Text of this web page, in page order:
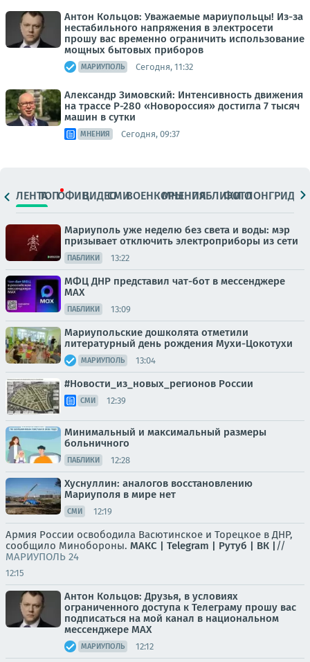
Антон Кольцов: Уважаемые мариупольцы! Из-за
нестабильного напряжения в электросети
прошу вас временно ограничить использование
мощных бытовых приборов
МАРИУПОЛЬ Сегодня, 11:32
Александр Зимовский: Интенсивность движения
на трассе Р-280 «Новороссия» достигла 7 тысяч
машин в сутки
МНЕНИЯ Сегодня, 09:37
ЛЕНТАТОПОФИЦ.ВИДЕОСМИВОЕНКОРЫМНЕНИЯПАБЛИКИ
ФОТОЛОНГРИДЫ
Мариуполь уже неделю без света и воды: мэр
призывает отключить электроприборы из сети
ПАБЛИКИ 13:22
МФЦ ДНР представил чат-бот в мессенджере
MAX
ПАБЛИКИ 13:09
Мариупольские дошколята отметили
литературный день рождения Мухи-Цокотухи
МАРИУПОЛЬ 13:04
#Новости_из_новых_регионов России
СМИ 12:39
Минимальный и максимальный размеры
больничного
ПАБЛИКИ 12:28
Хуснуллин: аналогов восстановлению
Мариуполя в мире нет
СМИ 12:19
Армия России освободила Васютинское и Торецкое в ДНР,
сообщило Минобороны. МАКС | Telegram | Рутуб | ВК | //
МАРИУПОЛЬ 24
12:15
Антон Кольцов: Друзья, в условиях
ограниченного доступа к Телеграму прошу вас
подписаться на мой канал в национальном
мессенджере МАХ
МАРИУПОЛЬ 12:12